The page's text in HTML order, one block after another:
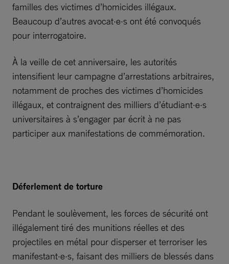
familles des victimes d’homicides illégaux.
Beaucoup d’autres avocat·e·s ont été convoqués
pour interrogatoire.
À la veille de cet anniversaire, les autorités
intensifient leur campagne d’arrestations arbitraires,
notamment de proches des victimes d’homicides
illégaux, et contraignent des milliers d’étudiant·e·s
universitaires à s’engager par écrit à ne pas
participer aux manifestations de commémoration.
Déferlement de torture
Pendant le soulèvement, les forces de sécurité ont
illégalement tiré des munitions réelles et des
projectiles en métal pour disperser et terroriser les
manifestant·e·s, faisant des milliers de blessés dans